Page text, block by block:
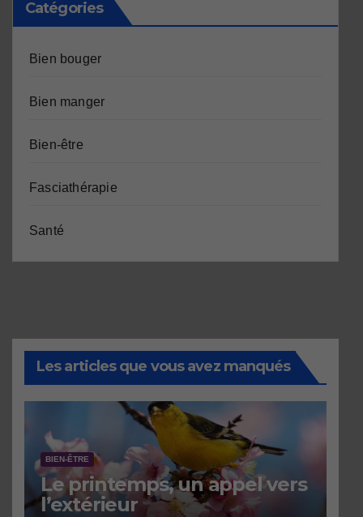
Catégories
Bien bouger
Bien manger
Bien-être
Fasciathérapie
Santé
Les articles que vous avez manqués
BIEN-ÊTRE
Le printemps, un appel vers
l’extérieur